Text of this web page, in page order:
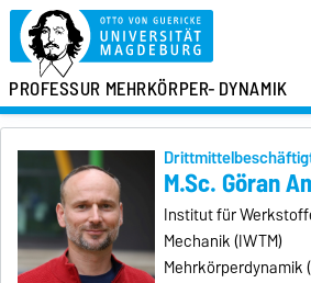
PROFESSUR MEHRKÖRPER-DYNAMIK
M.Sc. Göran
Institut für
Mechanik (IWTM)
Mehrkörperdynamik